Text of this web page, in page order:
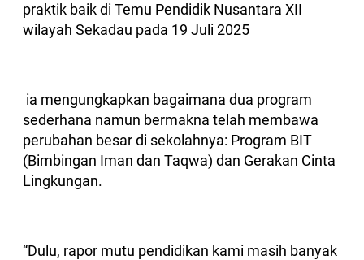
praktik baik di Temu Pendidik Nusantara XII
wilayah Sekadau pada 19 Juli 2025
ia mengungkapkan bagaimana dua program
sederhana namun bermakna telah membawa
perubahan besar di sekolahnya: Program BIT
(Bimbingan Iman dan Taqwa) dan Gerakan Cinta
Lingkungan.
“Dulu, rapor mutu pendidikan kami masih banyak